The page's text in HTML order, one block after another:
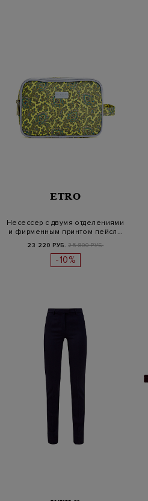
ETRO
Несессер c двумя отделениями
и фирменным принтом пейсл…
23 220 РУБ. 25 800 РУБ.
-10%